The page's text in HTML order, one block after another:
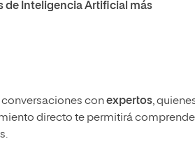
de Inteligencia Artificial más
conversaciones conexpertos,
directo te permitirá